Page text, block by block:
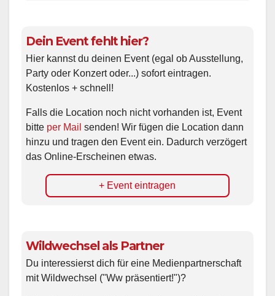
Dein Event fehlt hier?
Hier kannst du deinen Event (egal ob Ausstellung,
Party oder Konzert oder...) sofort eintragen.
Kostenlos + schnell!
Falls die Location noch nicht vorhanden ist, Event
bitte per Mail senden! Wir fügen die Location dann
hinzu und tragen den Event ein. Dadurch verzögert
das Online-Erscheinen etwas.
+ Event eintragen
Wildwechsel als Partner
Du interessierst dich für eine Medienpartnerschaft
mit Wildwechsel ("Ww präsentiert!")?